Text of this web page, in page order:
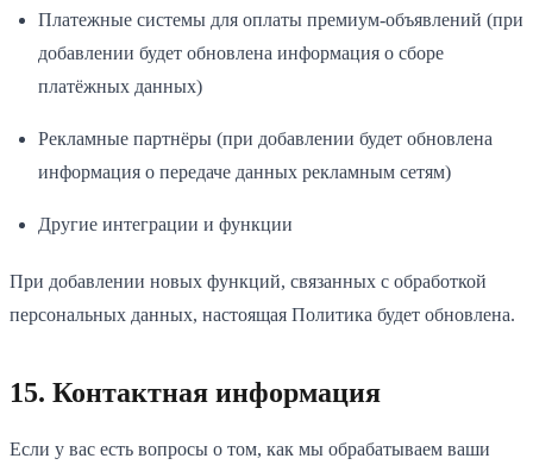
Платежные системы для оплаты премиум-объявлений (при
добавлении будет обновлена информация о сборе
платёжных данных)
Рекламные партнёры (при добавлении будет обновлена
информация о передаче данных рекламным сетям)
Другие интеграции и функции
При добавлении новых функций, связанных с обработкой
персональных данных, настоящая Политика будет обновлена.
15. Контактная информация
Если у вас есть вопросы о том, как мы обрабатываем ваши